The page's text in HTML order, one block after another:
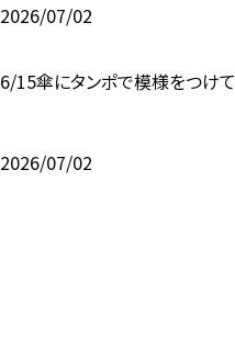
2026/07/02
6/15傘にタンポで模様をつけて
2026/07/02